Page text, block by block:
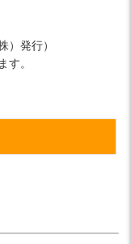
）発行）
す。